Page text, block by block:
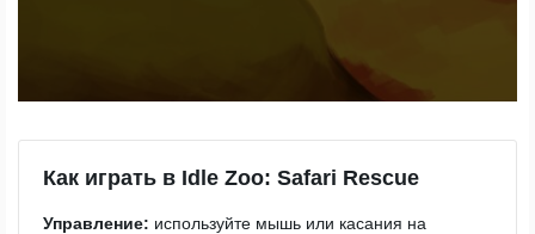
Как играть в Idle Zoo: Safari Rescue
Управление: используйте мышь или касания на